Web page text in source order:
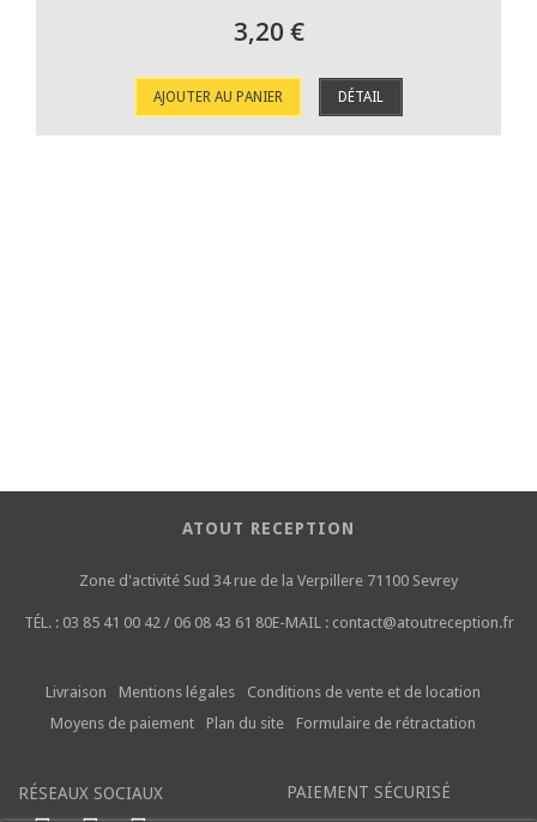
3,20 €
AJOUTER AU PANIER DÉTAIL
ATOUT RECEPTION
Zone d'activité Sud 34 rue de la Verpillere 71100 Sevrey
TÉL. : 03 85 41 00 42 / 06 08 43 61 80E-MAIL : contact@atoutreception.fr
Livraison Mentions légales
Conditions de vente et de location
Moyens de paiement
Plan du site Formulaire de rétractation
RÉSEAUX SOCIAUX PAIEMENT SÉCURISÉ